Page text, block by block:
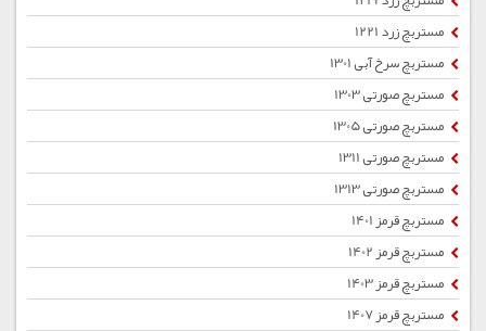
مستربچ زرد 1221
مستربچ سرخ آبی 1301
مستربچ صورتی 1303
مستربچ صورتی 1305
مستربچ صورتی 1311
مستربچ صورتی 1313
مستربچ قرمز 1401
مستربچ قرمز 1402
مستربچ قرمز 1403
مستربچ قرمز 1407